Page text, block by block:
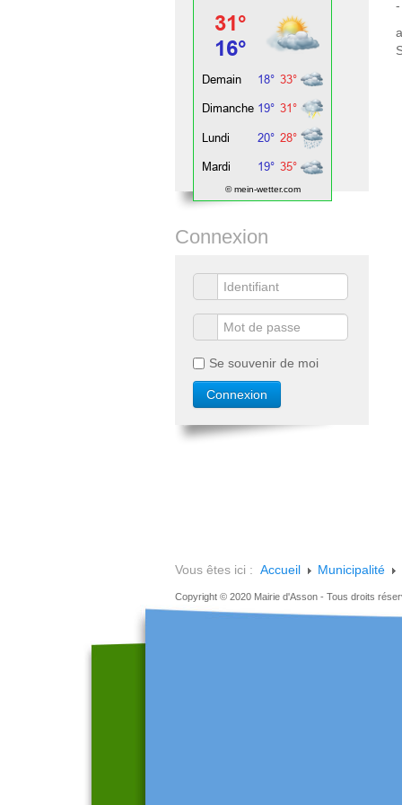
© mein-wetter.com
Connexion
Se souvenir de moi
Vous êtes ici : Accueil Municipalité
Copyright © 2020 Mairie d'Asson - Tous droits